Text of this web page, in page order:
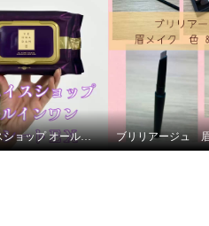
ディアマンテ 紫外線
守りながら 潤いツヤ
容ケア ザ ファイナ
Ｖ ＜７５ｇサイズ＞
ザ フェイスショップ オールインワンケアシートＥＸ ブリリアージュ